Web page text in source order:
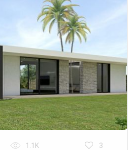
1.1K 3